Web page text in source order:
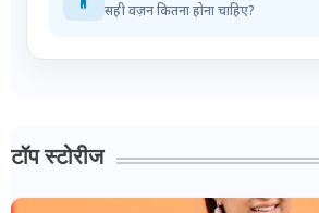
सही वज़न कितना होना चाहिए?
टॉप स्टोरीज